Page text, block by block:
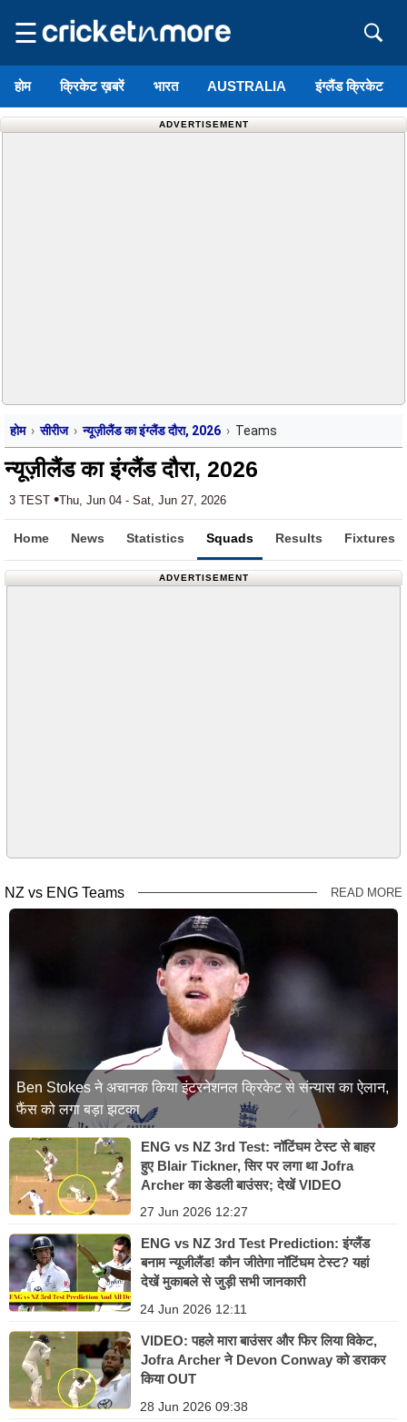
☰
होम क्रिकेट ख़बरें भारत AUSTRALIA इंग्लैंड क्रिकेट
ADVERTISEMENT
होम सीरीज न्यूज़ीलैंड का इंग्लैंड दौरा, 2026 Teams
न्यूज़ीलैंड का इंग्लैंड दौरा, 2026
3 TEST •Thu, Jun 04 - Sat, Jun 27, 2026
Home News Statistics Squads Results Fixtures
ADVERTISEMENT
NZ vs ENG Teams READ MORE
Ben Stokes ने अचानक किया इंटरनेशनल क्रिकेट से संन्यास का ऐलान,
फैंस को लगा बड़ा झटका
ENG vs NZ 3rd Test: नॉटिंघम टेस्ट से बाहर
हुए Blair Tickner, सिर पर लगा था Jofra
Archer का डेडली बाउंसर; देखें VIDEO
27 Jun 2026 12:27
ENG vs NZ 3rd Test Prediction: इंग्लैंड
बनाम न्यूजीलैंड! कौन जीतेगा नॉटिंघम टेस्ट? यहां
देखें मुकाबले से जुड़ी सभी जानकारी
24 Jun 2026 12:11
VIDEO: पहले मारा बाउंसर और फिर लिया विकेट,
Jofra Archer ने Devon Conway को डराकर
किया OUT
28 Jun 2026 09:38